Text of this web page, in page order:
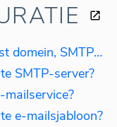
Verzenden van e-mails: aangepast domein, SMTP-server, gehoste e-mailservice
SMTP-server?
mailservice?
e-mailsjabloon?